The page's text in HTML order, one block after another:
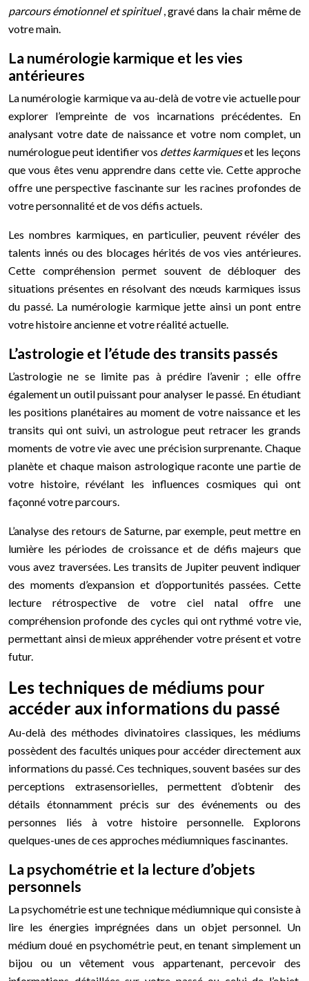
parcours émotionnel et spirituel, gravé dans la chair même de
votre main.
La numérologie karmique et les vies
antérieures
La numérologie karmique va au-delà de votre vie actuelle pour
explorer l’empreinte de vos incarnations précédentes. En
analysant votre date de naissance et votre nom complet, un
numérologue peut identifier vos dettes karmiqueset les leçons
que vous êtes venu apprendre dans cette vie. Cette approche
offre une perspective fascinante sur les racines profondes de
votre personnalité et de vos défis actuels.
Les nombres karmiques, en particulier, peuvent révéler des
talents innés ou des blocages hérités de vos vies antérieures.
Cette compréhension permet souvent de débloquer des
situations présentes en résolvant des nœuds karmiques issus
du passé. La numérologie karmique jette ainsi un pont entre
votre histoire ancienne et votre réalité actuelle.
L’astrologie et l’étude des transits passés
L’astrologie ne se limite pas à prédire l’avenir ; elle offre
également un outil puissant pour analyser le passé. En étudiant
les positions planétaires au moment de votre naissance et les
transits qui ont suivi, un astrologue peut retracer les grands
moments de votre vie avec une précision surprenante. Chaque
planète et chaque maison astrologique raconte une partie de
votre histoire, révélant les influences cosmiques qui ont
façonné votre parcours.
L’analyse des retours de Saturne, par exemple, peut mettre en
lumière les périodes de croissance et de défis majeurs que
vous avez traversées. Les transits de Jupiter peuvent indiquer
des moments d’expansion et d’opportunités passées. Cette
lecture rétrospective de votre ciel natal offre une
compréhension profonde des cycles qui ont rythmé votre vie,
permettant ainsi de mieux appréhender votre présent et votre
futur.
Les techniques de médiums pour
accéder aux informations du passé
Au-delà des méthodes divinatoires classiques, les médiums
possèdent des facultés uniques pour accéder directement aux
informations du passé. Ces techniques, souvent basées sur des
perceptions extrasensorielles, permettent d’obtenir des
détails étonnamment précis sur des événements ou des
personnes liés à votre histoire personnelle. Explorons
quelques-unes de ces approches médiumniques fascinantes.
La psychométrie et la lecture d’objets
personnels
La psychométrie est une technique médiumnique qui consiste à
lire les énergies imprégnées dans un objet personnel. Un
médium doué en psychométrie peut, en tenant simplement un
bijou ou un vêtement vous appartenant, percevoir des